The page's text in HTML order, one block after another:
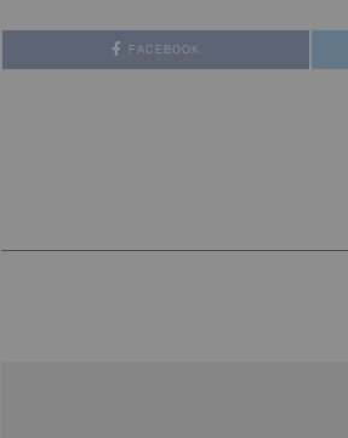
FACEBOOK